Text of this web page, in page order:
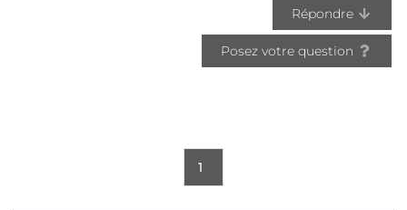
Répondre
Posez votre question
1